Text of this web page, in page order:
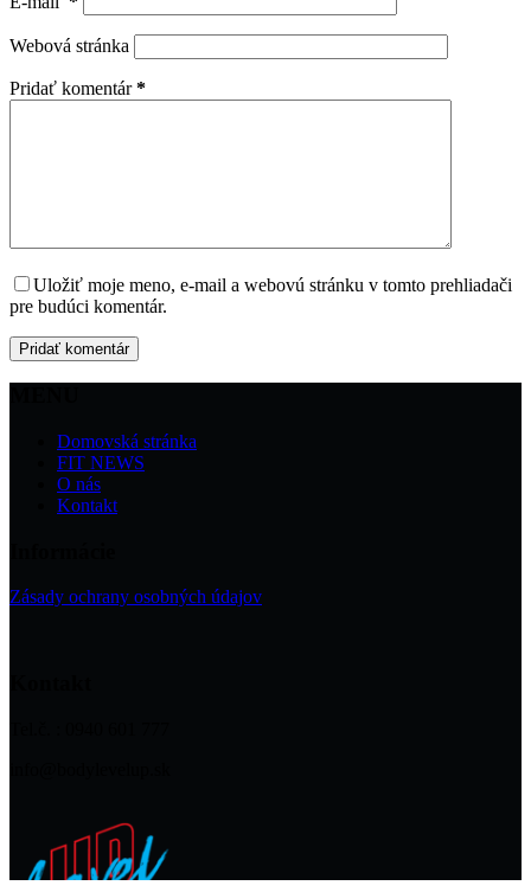
Webová stránka
Pridať komentár*
Uložiť moje meno, e-mail a webovú stránku v tomto prehliadači
pre budúci komentár.
Pridať komentár
Domovská stránka
FIT NEWS
O nás
Kontakt
Zásady ochrany osobných údajov